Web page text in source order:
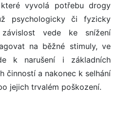
vyvolá potřebu drogy
psychologicky či fyzicky
závislost vede ke snížení
na běžné stimuly, ve
k narušení i základních
činností a nakonec k selhání
jejich trvalém poškození.